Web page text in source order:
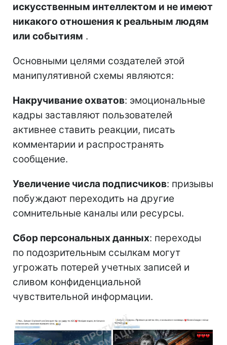
искусственным интеллектом и не имеют
никакого отношения к реальным людям
или событиям .
Основными целями создателей этой
манипулятивной схемы являются:
Накручивание охватов: эмоциональные
кадры заставляют пользователей
активнее ставить реакции, писать
комментарии и распространять
сообщение.
Увеличение числа подписчиков: призывы
побуждают переходить на другие
сомнительные каналы или ресурсы.
Сбор персональных данных: переходы
по подозрительным ссылкам могут
угрожать потерей учетных записей и
сливом конфиденциальной
чувствительной информации.